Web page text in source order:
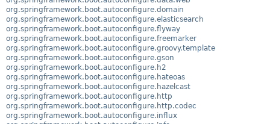
org.springframework.boot.autoconfigure.domain
org.springframework.boot.autoconfigure.elasticsearch
org.springframework.boot.autoconfigure.flyway
org.springframework.boot.autoconfigure.freemarker
org.springframework.boot.autoconfigure.groovy.template
org.springframework.boot.autoconfigure.gson
org.springframework.boot.autoconfigure.h2
org.springframework.boot.autoconfigure.hateoas
org.springframework.boot.autoconfigure.hazelcast
org.springframework.boot.autoconfigure.http
org.springframework.boot.autoconfigure.http.codec
org.springframework.boot.autoconfigure.influx